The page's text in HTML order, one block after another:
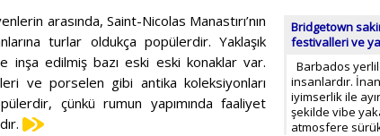
Bridgetown
festivalleri ve
Barbados
insanlardır.
iyimserlik ile
şekilde vibe
atmosfere
arasında, Saint-Nicolas Manastırı’nın
turlar oldukça popülerdir. Yaklaşık
inşa edilmiş bazı eski eski konaklar var.
ve porselen gibi antika koleksiyonları
çünkü rumun yapımında faaliyet